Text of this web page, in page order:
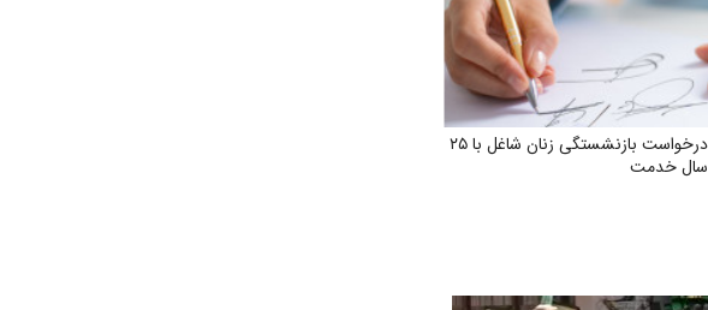
درخواست بازنشستگی زنان شاغل با ۲۵
سال خدمت